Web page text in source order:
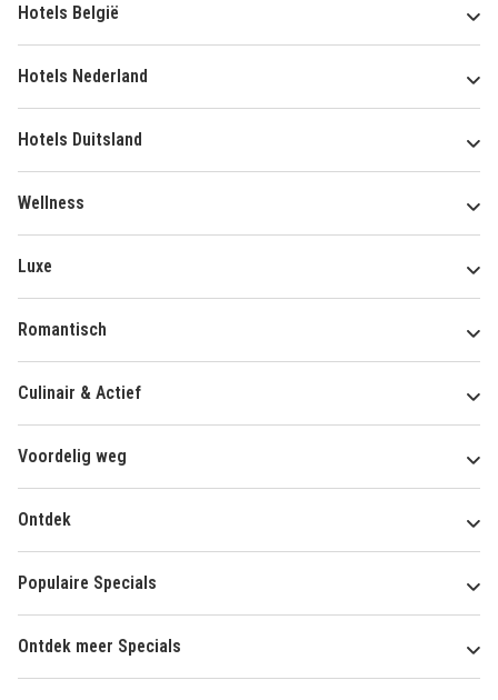
Hotels België
Hotels Nederland
Hotels Duitsland
Wellness
Luxe
Romantisch
Culinair & Actief
Voordelig weg
Ontdek
Populaire Specials
Ontdek meer Specials